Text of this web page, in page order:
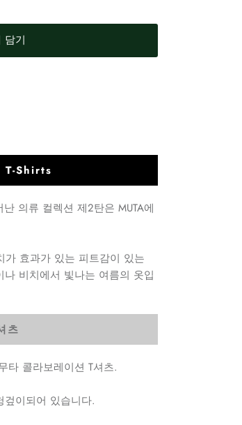
담기
T-Shirts
의류 컬렉션 제2탄은 MUTA에
가 효과가 있는 피트감이 있는
비치에서 빛나는 여름의 옷입
츠
타 콜라보레이션 T셔츠.
이되어 있습니다.